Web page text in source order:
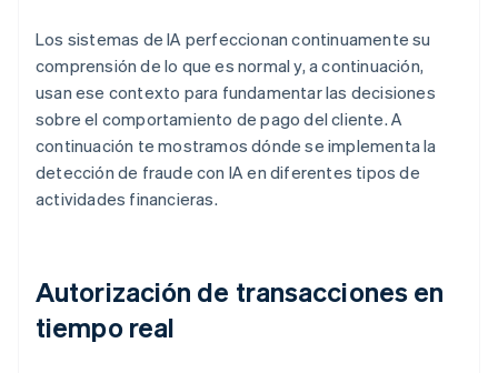
Los sistemas de IA perfeccionan continuamente su
comprensión de lo que es normal y, a continuación,
usan ese contexto para fundamentar las decisiones
sobre el comportamiento de pago del cliente. A
continuación te mostramos dónde se implementa la
detección de fraude con IA en diferentes tipos de
actividades financieras.
Autorización de transacciones en
tiempo real